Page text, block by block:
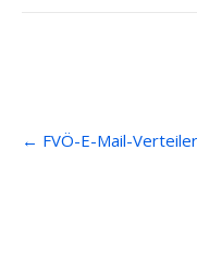
Post
navigation
← FVÖ-E-Mail-